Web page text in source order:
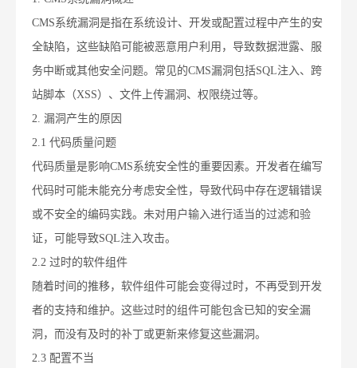
CMS系统漏洞是指在系统设计、开发或配置过程中产生的安
全缺陷，这些缺陷可能被恶意用户利用，导致数据泄露、服
务中断或其他安全问题。常见的CMS漏洞包括SQL注入、跨
站脚本（XSS）、文件上传漏洞、权限绕过等。
2. 漏洞产生的原因
2.1 代码质量问题
代码质量是影响CMS系统安全性的重要因素。开发者在编写
代码时可能未能充分考虑安全性，导致代码中存在逻辑错误
或不安全的编码实践。未对用户输入进行适当的过滤和验
证，可能导致SQL注入攻击。
2.2 过时的软件组件
随着时间的推移，软件组件可能会变得过时，不再受到开发
者的支持和维护。这些过时的组件可能包含已知的安全漏
洞，而没有及时的补丁或更新来修复这些漏洞。
2.3 配置不当